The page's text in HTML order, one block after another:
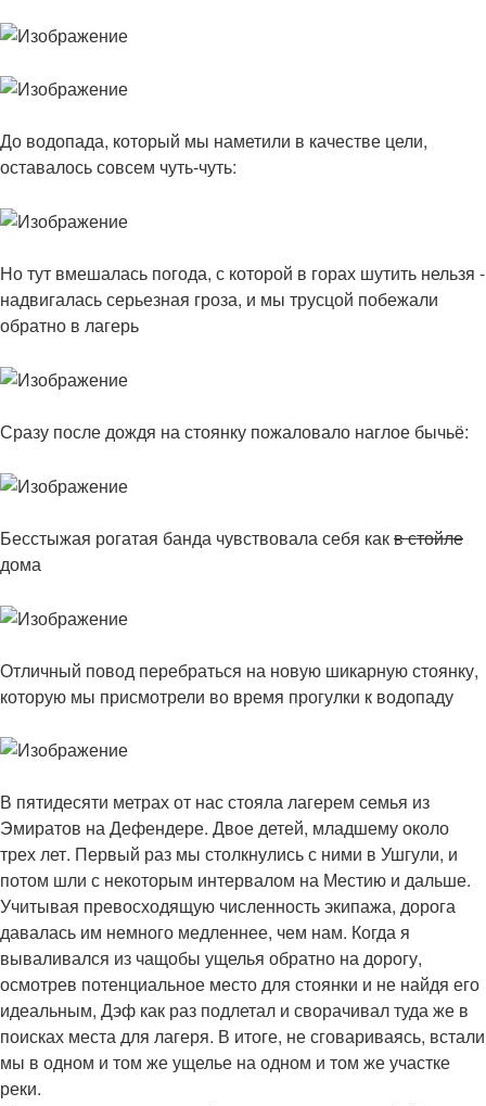
До водопада, который мы наметили в качестве цели,
оставалось совсем чуть-чуть:
Но тут вмешалась погода, с которой в горах шутить нельзя -
надвигалась серьезная гроза, и мы трусцой побежали
обратно в лагерь
Сразу после дождя на стоянку пожаловало наглое бычьё:
Бесстыжая рогатая банда чувствовала себя какв стойле
дома
Отличный повод перебраться на новую шикарную стоянку,
которую мы присмотрели во время прогулки к водопаду
В пятидесяти метрах от нас стояла лагерем семья из
Эмиратов на Дефендере. Двое детей, младшему около
трех лет. Первый раз мы столкнулись с ними в Ушгули, и
потом шли с некоторым интервалом на Местию и дальше.
Учитывая превосходящую численность экипажа, дорога
давалась им немного медленнее, чем нам. Когда я
вываливался из чащобы ущелья обратно на дорогу,
осмотрев потенциальное место для стоянки и не найдя его
идеальным, Дэф как раз подлетал и сворачивал туда же в
поисках места для лагеря. В итоге, не сговариваясь, встали
мы в одном и том же ущелье на одном и том же участке
реки.